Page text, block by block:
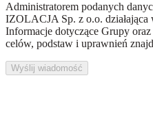
Administratorem podanych
IZOLACJA Sp. z o.o.
Informacje dotyczące Grupy
celów, podstaw i uprawnień
Wyślij wiadomość